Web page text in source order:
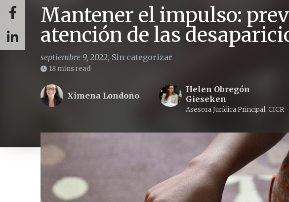
Mantener el impulso:
atención de las
septiembre 9, 2022, Sin categorizar
18 mins read
Ximena Londoño
Helen Obregón
Gieseken
Asesora Jurídica Principal, CICR